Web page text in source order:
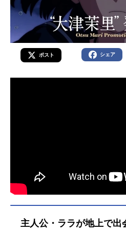
ポスト シェア
主人公・ララが地上で出